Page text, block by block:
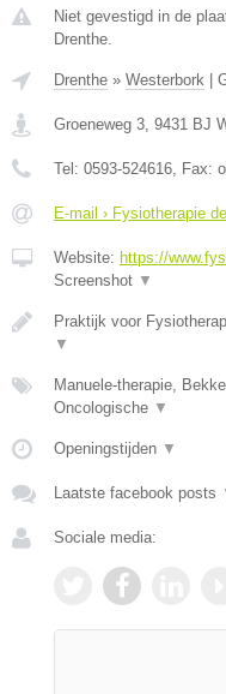
Niet gevestigd in de
Drenthe.
Drenthe » Westerbork
Groeneweg 3 9431 BJ
Tel: 0593-524616 , Fax:
E-mail › Fysiotherapie
Website: https://
Screenshot ▼
Praktijk voor
▼
Manuele-therapie,
Oncologische ▼
Openingstijden ▼
Laatste facebook posts
Sociale media: